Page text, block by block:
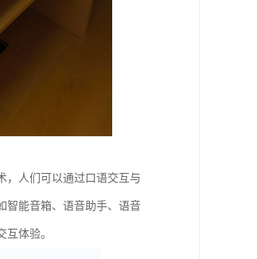
，人们可以通过口语交互与
智能音箱、语音助手、语音
体验。